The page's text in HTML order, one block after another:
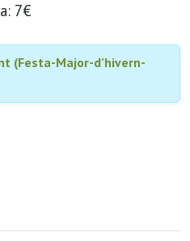
7€
(Festa-Major-d’hivern-